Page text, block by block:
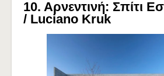
10. Αρνεντινή: Σπίτι
/ Luciano Kruk